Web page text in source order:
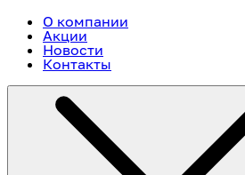
О компании
Акции
Новости
Контакты